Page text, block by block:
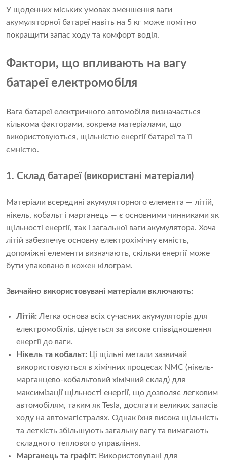
У щоденних міських умовах зменшення ваги
акумуляторної батареї навіть на 5 кг може помітно
покращити запас ходу та комфорт водія.
Фактори, що впливають на вагу
батареї електромобіля
Вага батареї електричного автомобіля визначається
кількома факторами, зокрема матеріалами, що
використовуються, щільністю енергії батареї та її
ємністю.
1. Склад батареї (використані матеріали)
Матеріали всередині акумуляторного елемента — літій,
нікель, кобальт і марганець — є основними чинниками як
щільності енергії, так і загальної ваги акумулятора. Хоча
літій забезпечує основну електрохімічну ємність,
допоміжні елементи визначають, скільки енергії може
бути упаковано в кожен кілограм.
Звичайно використовувані матеріали включають:
Літій: Легка основа всіх сучасних акумуляторів для
електромобілів, цінується за високе співвідношення
енергії до ваги.
Нікель та кобальт: Ці щільні метали зазвичай
використовуються в хімічних процесах NMC (нікель-
марганцево-кобальтовий хімічний склад) для
максимізації щільності енергії, що дозволяє легковим
автомобілям, таким як Tesla, досягати великих запасів
ходу на автомагістралях. Однак їхня висока щільність
та леткість збільшують загальну вагу та вимагають
складного теплового управління.
Марганець та графіт: Використовувані для